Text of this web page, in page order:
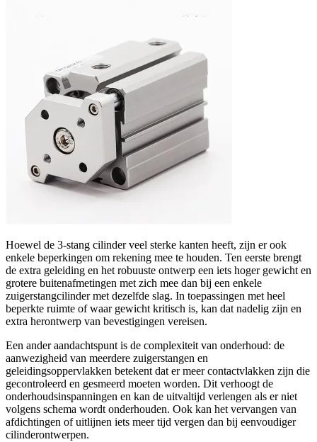
Hoewel de 3‑stang cilinder veel sterke kanten heeft, zijn er ook
enkele beperkingen om rekening mee te houden. Ten eerste brengt
de extra geleiding en het robuuste ontwerp een iets hoger gewicht en
grotere buitenafmetingen met zich mee dan bij een enkele
zuigerstangcilinder met dezelfde slag. In toepassingen met heel
beperkte ruimte of waar gewicht kritisch is, kan dat nadelig zijn en
extra herontwerp van bevestigingen vereisen.
Een ander aandachtspunt is de complexiteit van onderhoud: de
aanwezigheid van meerdere zuigerstangen en
geleidingsoppervlakken betekent dat er meer contactvlakken zijn die
gecontroleerd en gesmeerd moeten worden. Dit verhoogt de
onderhoudsinspanningen en kan de uitvaltijd verlengen als er niet
volgens schema wordt onderhouden. Ook kan het vervangen van
afdichtingen of uitlijnen iets meer tijd vergen dan bij eenvoudiger
cilinderontwerpen.